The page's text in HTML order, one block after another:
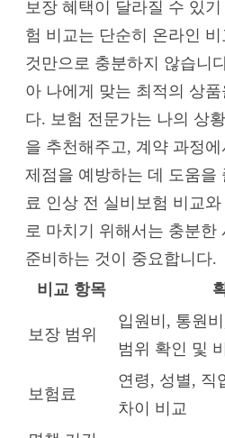
보장 혜택이 달라질 수 있
험 비교는 단순히 온라인
것만으로 충분하지 않습니
아 나에게 맞는 최적의 상
다. 보험 전문가는 나의 상
을 추천해주고, 계약 과정
제점을 예방하는 데 도움을
료 인상 전 실비보험 비교
로 마치기 위해서는 충분한
준비하는 것이 중요합니다.
비교 항목
보장 범위
입원비, 통원
범위 확인 및
보험료
연령, 성별, 직
차이 비교